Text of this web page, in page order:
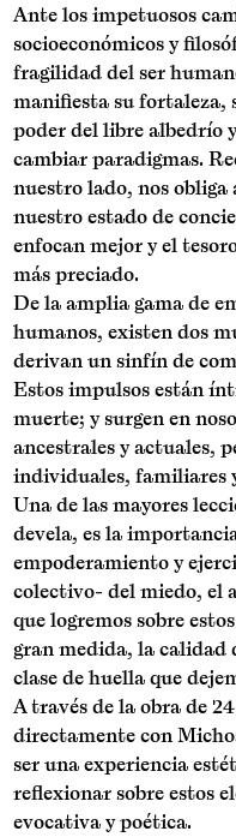
Ante los impetuosos
socioeconómicos y
fragilidad del ser
manifiesta su fortaleza,
poder del libre albedrío
cambiar paradigmas.
nuestro lado, nos obliga
nuestro estado de
enfocan mejor y el
más preciado.
De la amplia gama de
humanos, existen dos
derivan un sinfín de
Estos impulsos están
muerte; y surgen en
ancestrales y actuales,
individuales, familiares
Una de las mayores
devela, es la
empoderamiento y
colectivo- del miedo, el
que logremos sobre
gran medida, la calidad
clase de huella que
A través de la obra de
directamente con
ser una experiencia
reflexionar sobre estos
evocativa y poética.